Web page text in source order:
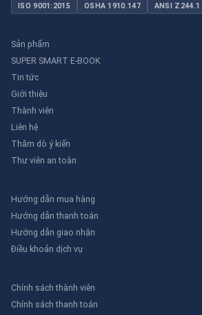
ISO 9001:2015 OSHA 1910.147 ANSI Z244.1
Sản phẩm
SUPER SMART E-BOOK
Tin tức
Giới thiệu
Thành viên
Liên hệ
Thăm dò ý kiến
Thư viên an toàn
Hướng dẫn mua hàng
Hướng dẫn thanh toán
Hướng dẫn giao nhận
Điều khoản dịch vụ
Chính sách thành viên
Chính sách thanh toán